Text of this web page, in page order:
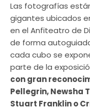
Las fotografías
gigantes ubicados
en el Anfiteatro de
de forma
cada cubo se
parte de la
con gran
Pellegrin, Newsha
Stuart Franklin o